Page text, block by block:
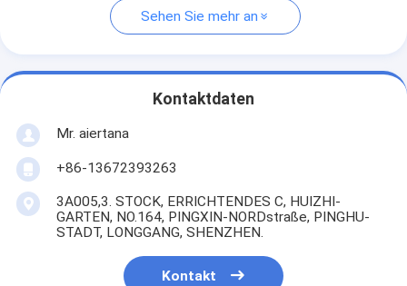
Sehen Sie mehr an
Kontaktdaten
Mr. aiertana
+86-13672393263
3A005,3. STOCK, ERRICHTENDES C, HUIZHI-
GARTEN, NO.164, PINGXIN-NORDstraße, PINGHU-
STADT, LONGGANG, SHENZHEN.
Kontakt